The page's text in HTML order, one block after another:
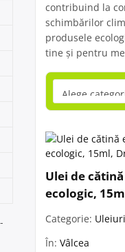
contribuind la
schimbărilor
produsele
tine și pentru
Ulei de
ecologic,
Categorie: Uleiuri
În: Vâlcea